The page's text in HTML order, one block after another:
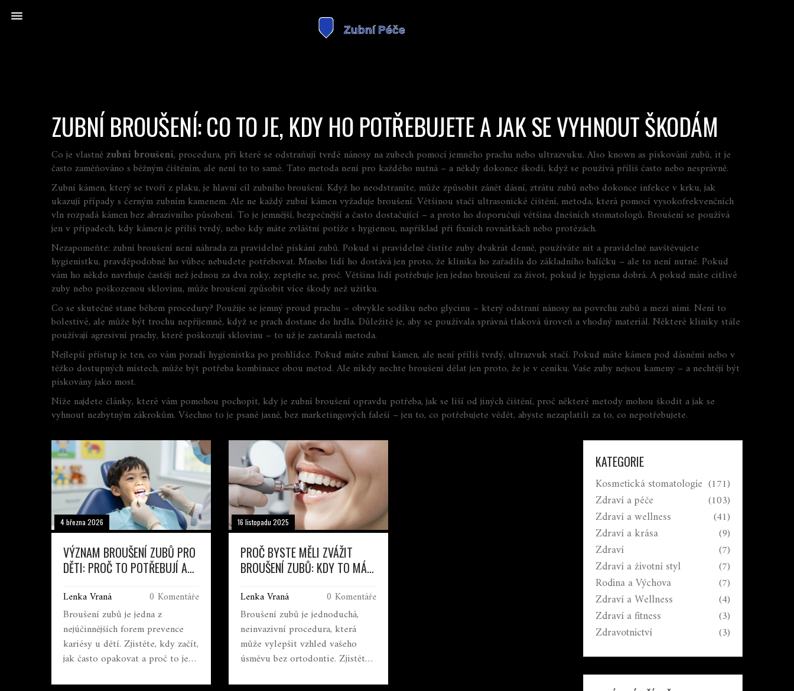
ZUBNÍ BROUŠENÍ: CO TO JE, KDY HO POTŘEBUJETE A JAK SE VYHNOUT ŠKODÁM
Co je vlastnězubní broušení, procedura, při které se odstraňují tvrdé nánosy na zubech pomocí jemného prachu nebo ultrazvuku. Also known as pískování zubů, it je
často zaměňováno s běžným čištěním, ale není to to samé. Tato metoda není pro každého nutná – a někdy dokonce škodí, když se používá příliš často nebo nesprávně.
Zubní kámen, který se tvoří z plaku, je hlavní cíl zubního broušení. Když ho neodstraníte, může způsobit zánět dásní, ztrátu zubů nebo dokonce infekce v krku, jak
ukazují případy s černým zubním kamenem. Ale ne každý zubní kámen vyžaduje broušení. Většinou stačí ultrasonické čištění, metoda, která pomocí vysokofrekvenčních
vln rozpadá kámen bez abrazivního působení. To je jemnější, bezpečnější a často dostačující – a proto ho doporučují většina dnešních stomatologů. Broušení se používá
jen v případech, kdy kámen je příliš tvrdý, nebo kdy máte zvláštní potíže s hygienou, například při fixních rovnátkách nebo protézách.
Nezapomeňte: zubní broušení není náhrada za pravidelné pískání zubů. Pokud si pravidelně čistíte zuby dvakrát denně, používáte nit a pravidelně navštěvujete
hygienistku, pravděpodobně ho vůbec nebudete potřebovat. Mnoho lidí ho dostává jen proto, že klinika ho zařadila do základního balíčku – ale to není nutné. Pokud
vám ho někdo navrhuje častěji než jednou za dva roky, zeptejte se, proč. Většina lidí potřebuje jen jedno broušení za život, pokud je hygiena dobrá. A pokud máte citlivé
zuby nebo poškozenou sklovinu, může broušení způsobit více škody než užitku.
Co se skutečně stane během procedury? Použije se jemný proud prachu – obvykle sodíku nebo glycinu – který odstraní nánosy na povrchu zubů a mezi nimi. Není to
bolestivé, ale může být trochu nepříjemné, když se prach dostane do hrdla. Důležité je, aby se používala správná tlaková úroveň a vhodný materiál. Některé kliniky stále
používají agresivní prachy, které poškozují sklovinu – to už je zastaralá metoda.
Nejlepší přístup je ten, co vám poradí hygienistka po prohlídce. Pokud máte zubní kámen, ale není příliš tvrdý, ultrazvuk stačí. Pokud máte kámen pod dásněmi nebo v
těžko dostupných místech, může být potřeba kombinace obou metod. Ale nikdy nechte broušení dělat jen proto, že je v ceníku. Vaše zuby nejsou kameny – a nechtějí být
pískovány jako most.
Níže najdete články, které vám pomohou pochopit, kdy je zubní broušení opravdu potřeba, jak se liší od jiných čištění, proč některé metody mohou škodit a jak se
vyhnout nezbytným zákrokům. Všechno to je psané jasně, bez marketingových faleší – jen to, co potřebujete vědět, abyste nezaplatili za to, co nepotřebujete.
4 března 2026
VÝZNAM BROUŠENÍ ZUBŮ PRO
DĚTI: PROČ TO POTŘEBUJÍ A
Lenka Vraná 0 Komentáře
Broušení zubů je jedna z
nejúčinnějších forem prevence
kariésy u dětí. Zjistěte, kdy začít,
jak často opakovat a proč to je
16 listopadu 2025
PROČ BYSTE MĚLI ZVÁŽIT
BROUŠENÍ ZUBŮ: KDY TO MÁ
ZNAMENÁ
Lenka Vraná 0 Komentáře
Broušení zubů je jednoduchá,
neinvazivní procedura, která
může vylepšit vzhled vašeho
úsměvu bez ortodontie. Zjistěte,
KATEGORIE
Kosmetická stomatologie (171)
Zdraví a péče (103)
Zdraví a wellness (41)
Zdraví a krása (9)
Zdraví (7)
Zdraví a životní styl (7)
Rodina a Výchova (7)
Zdraví a Wellness (4)
Zdraví a fitness (3)
Zdravotnictví (3)